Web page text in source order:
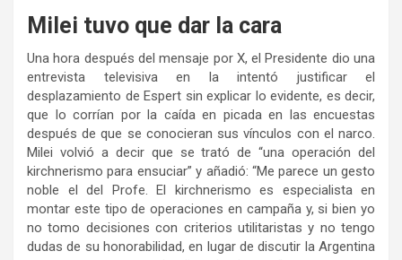
Milei tuvo que dar la cara
Una hora después del mensaje por X, el Presidente dio una
entrevista televisiva en la intentó justificar el
desplazamiento de Espert sin explicar lo evidente, es decir,
que lo corrían por la caída en picada en las encuestas
después de que se conocieran sus vínculos con el narco.
Milei volvió a decir que se trató de “una operación del
kirchnerismo para ensuciar” y añadió: “Me parece un gesto
noble el del Profe. El kirchnerismo es especialista en
montar este tipo de operaciones en campaña y, si bien yo
no tomo decisiones con criterios utilitaristas y no tengo
dudas de su honorabilidad, en lugar de discutir la Argentina